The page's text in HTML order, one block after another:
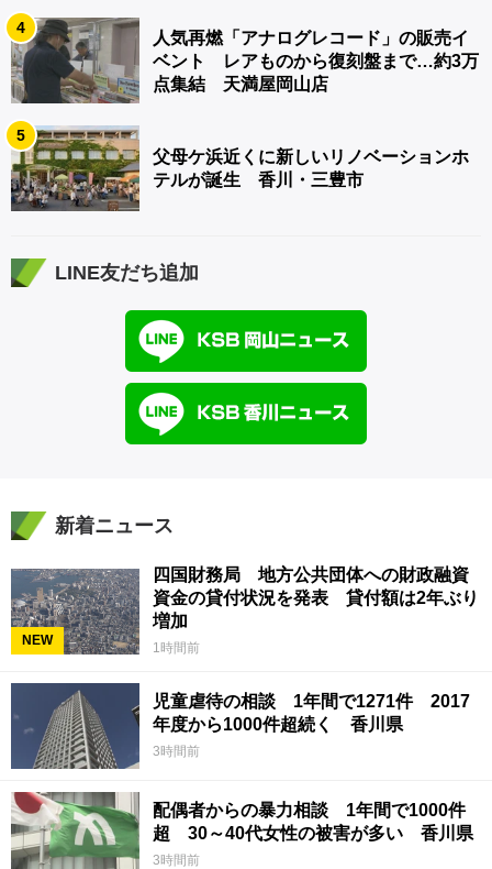
4
人気再燃「アナログレコード」の販売イ
ベント レアものから復刻盤まで…約3万
点集結 天満屋岡山店
5
父母ケ浜近くに新しいリノベーションホ
テルが誕生 香川・三豊市
LINE友だち追加
新着ニュース
NEW
四国財務局 地方公共団体への財政融資
資金の貸付状況を発表 貸付額は2年ぶり
増加
1時間前
児童虐待の相談 1年間で1271件 2017
年度から1000件超続く 香川県
3時間前
配偶者からの暴力相談 1年間で1000件
超 30～40代女性の被害が多い 香川県
3時間前